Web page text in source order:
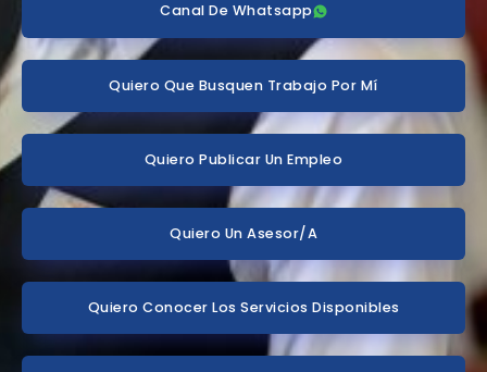
Canal De Whatsapp
Quiero Que Busquen Trabajo Por Mí
Quiero Publicar Un Empleo
Quiero Un Asesor/a
Quiero Conocer Los Servicios Disponibles